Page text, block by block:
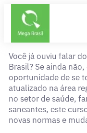
Você já ouviu falar do
Brasil? Se ainda
oportunidade de se
atualizado na área
no setor de saúde,
saneantes, este
novas normas e